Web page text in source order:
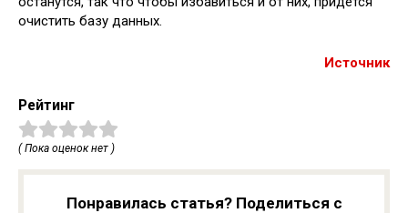
очистить базу данных.
Источник
Рейтинг
( Пока оценок нет )
Понравилась статья? Поделиться с